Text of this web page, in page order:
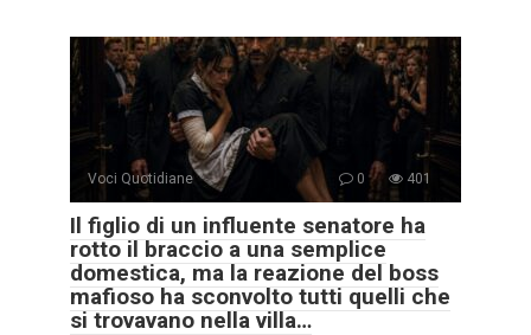
Voci Quotidiane 0 401
Il figlio di un influente senatore ha
rotto il braccio a una semplice
domestica, ma la reazione del boss
mafioso ha sconvolto tutti quelli che
si trovavano nella villa…